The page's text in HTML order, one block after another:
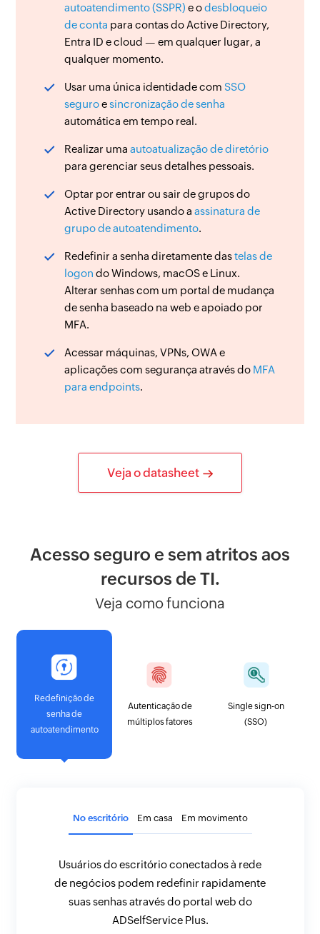
autoatendimento (SSPR) e odesbloqueio
de conta para contas do Active Directory,
Entra ID e cloud — em qualquer lugar, a
qualquer momento.
Usar uma única identidade comSSO
seguroesincronização de senha
automática em tempo real.
Realizar umaautoatualização de diretório
para gerenciar seus detalhes pessoais.
Optar por entrar ou sair de grupos do
Active Directory usando aassinatura de
grupo de autoatendimento.
Redefinir a senha diretamente dastelas de
logon do Windows, macOS e Linux.
Alterar senhas com um portal de mudança
de senha baseado na web e apoiado por
MFA.
Acessar máquinas, VPNs, OWA e
aplicações com segurança através do MFA
para endpoints.
Veja o datasheet
Acesso seguro e sem atritos aos
recursos de TI.
Veja como funciona
Redefinição de
senha de
autoatendimento
Autenticação de
múltiplos fatores
Single sign-on
(SSO)
No escritório Em casa Em movimento
Usuários do escritório conectados à rede
de negócios podem redefinir rapidamente
suas senhas através do portal web do
ADSelfService Plus.